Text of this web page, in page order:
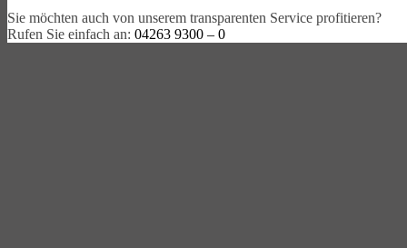
Sie möchten auch von unserem transparenten Service profitieren?
Rufen Sie einfach an: 04263 9300 – 0